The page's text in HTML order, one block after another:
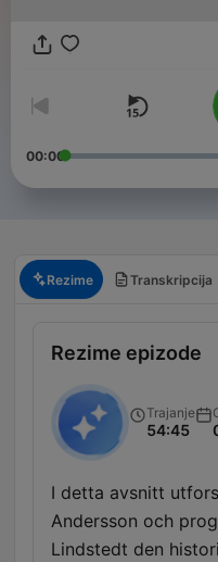
00:00
Rezime Transkripcija
Rezime epizode
Trajanje
54:45
I detta avsnitt
Andersson och
Lindstedt den